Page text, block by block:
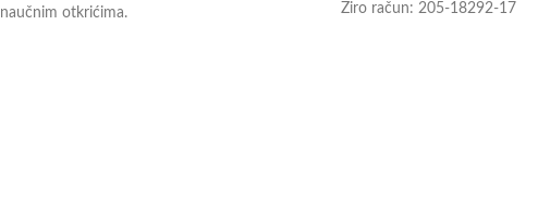
naučnim otkrićima.
Žiro račun: 205-18292-17